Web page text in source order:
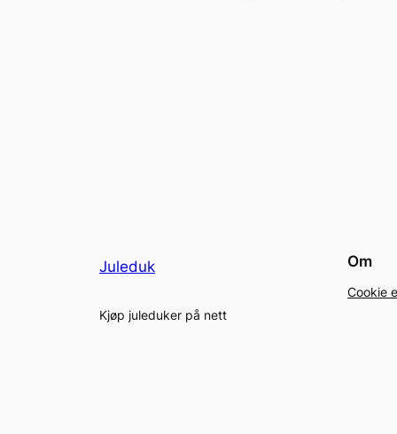
Juleduk
Kjøp juleduker på nett
Om
Cookie